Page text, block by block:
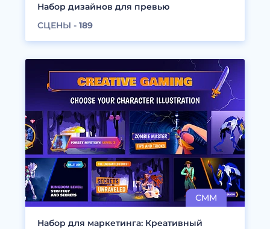
Набор дизайнов для превью
СЦЕНЫ - 189
Набор для маркетинга: Креативный